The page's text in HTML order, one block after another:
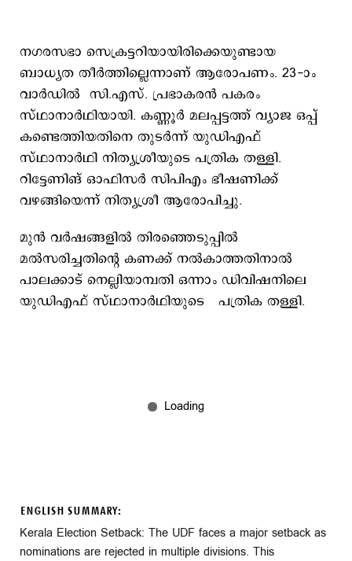
നഗരസഭാ സെക്രട്ടറിയായിരിക്കെയുണ്ടായ
ബാധ്യത തീര്‍ത്തില്ലെന്നാണ് ആരോപണം. 23-ാം
വാര്‍ഡില്‍ സി.എസ്. പ്രഭാകരന്‍ പകരം
സ്ഥാനാര്‍ഥിയായി. കണ്ണൂര്‍ മലപ്പട്ടത്ത് വ്യാജ ഒപ്പ്
കണ്ടെത്തിയതിനെ തുടര്‍ന്ന് യുഡിഎഫ്
സ്ഥാനാര്‍ഥി നിത്യശ്രീയുടെ പത്രിക തള്ളി.
റിട്ടേണിങ് ഒാഫിസര്‍ സിപിഎം ഭീഷണിക്ക്
വഴങ്ങിയെന്ന് നിത്യശ്രീ ആരോപിച്ചു.
മുന്‍ വര്‍ഷങ്ങളില്‍ തിരഞ്ഞെടുപ്പില്‍
മല്‍സരിച്ചതിന്‍റെ കണക്ക് നല്‍കാത്തതിനാല്‍
പാലക്കാട് നെല്ലിയാമ്പതി ഒന്നാം ഡിവിഷനിലെ
യുഡിഎഫ് സ്ഥാനാര്‍ഥിയുടെ പത്രിക തള്ളി.
ENGLISH SUMMARY:
Kerala Election Setback: The UDF faces a major setback as
nominations are rejected in multiple divisions. This